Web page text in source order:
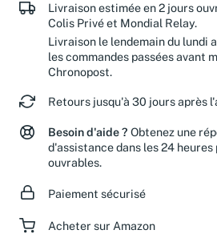
Livraison estimée en 2 jours
Colis Privé et Mondial Relay.
Livraison le lendemain du lundi
les commandes passées avant
Chronopost.
Retours jusqu'à 30 jours après
Besoin d'aide ? Obtenez une
d'assistance dans les 24
ouvrables.
Paiement sécurisé
Acheter sur Amazon